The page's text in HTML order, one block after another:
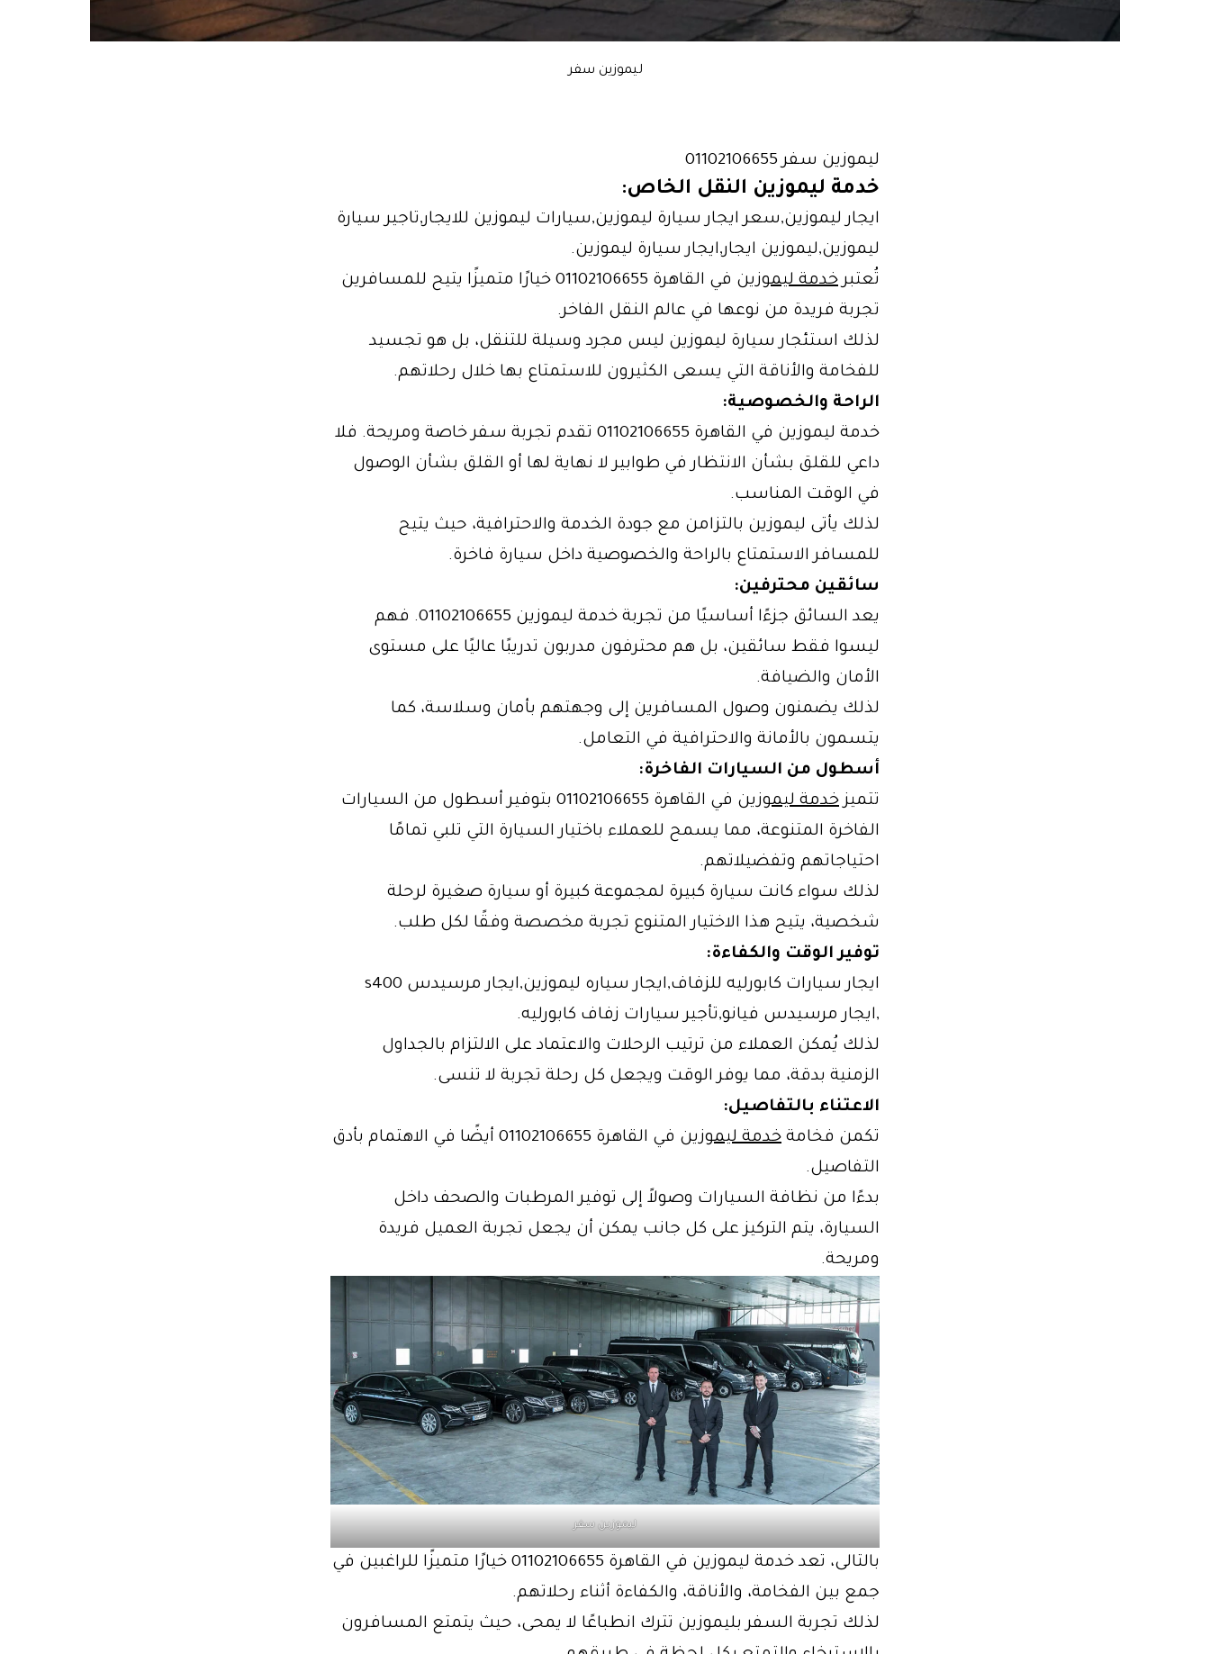
ليموزين سفر
ليموزين سفر 01102106655
خدمة ليموزين النقل الخاص:
ايجار ليموزين,سعر ايجار سيارة ليموزين,سيارات ليموزين للايجار,تاجير سيارة
ليموزين,ليموزين ايجار,ايجار سيارة ليموزين.
تُعتبر خدمة ليموزين
في القاهرة 01102106655 خيارًا متميزًا يتيح للمسافرين
تجربة فريدة من نوعها في عالم النقل الفاخر.
لذلك استئجار سيارة ليموزين ليس مجرد وسيلة للتنقل، بل هو تجسيد
للفخامة والأناقة التي يسعى الكثيرون للاستمتاع بها خلال رحلاتهم.
الراحة والخصوصية:
خدمة ليموزين في القاهرة 01102106655 تقدم تجربة سفر خاصة ومريحة. فلا
داعي للقلق بشأن الانتظار في طوابير لا نهاية لها أو القلق بشأن الوصول
في الوقت المناسب.
لذلك يأتى ليموزين بالتزامن مع جودة الخدمة والاحترافية، حيث يتيح
للمسافر الاستمتاع بالراحة والخصوصية داخل سيارة فاخرة.
سائقين محترفين:
يعد السائق جزءًا أساسيًا من تجربة خدمة ليموزين 01102106655. فهم
ليسوا فقط سائقين، بل هم محترفون مدربون تدريبًا عاليًا على مستوى
الأمان والضيافة.
لذلك يضمنون وصول المسافرين إلى وجهتهم بأمان وسلاسة، كما
يتسمون بالأمانة والاحترافية في التعامل.
أسطول من السيارات الفاخرة:
تتميز خدمة ليموزين
في القاهرة 01102106655 بتوفير أسطول من السيارات
الفاخرة المتنوعة، مما يسمح للعملاء باختيار السيارة التي تلبي تمامًا
احتياجاتهم وتفضيلاتهم.
لذلك سواء كانت سيارة كبيرة لمجموعة كبيرة أو سيارة صغيرة لرحلة
شخصية، يتيح هذا الاختيار المتنوع تجربة مخصصة وفقًا لكل طلب.
توفير الوقت والكفاءة:
ايجار سيارات كابورليه للزفاف,ايجار سياره ليموزين,ايجار مرسيدس s400
,ايجار مرسيدس فيانو,تأجير سيارات زفاف كابورليه.
لذلك يُمكن العملاء من ترتيب الرحلات والاعتماد على الالتزام بالجداول
الزمنية بدقة، مما يوفر الوقت ويجعل كل رحلة تجربة لا تنسى.
الاعتناء بالتفاصيل:
تكمن فخامة خدمة ليموزين
في القاهرة 01102106655 أيضًا في الاهتمام بأدق
التفاصيل.
بدءًا من نظافة السيارات وصولاً إلى توفير المرطبات والصحف داخل
السيارة، يتم التركيز على كل جانب يمكن أن يجعل تجربة العميل فريدة
ومريحة.
ليموزين سفر
بالتالى، تعد خدمة ليموزين في القاهرة 01102106655 خيارًا متميزًا للراغبين في
جمع بين الفخامة، والأناقة، والكفاءة أثناء رحلاتهم.
لذلك تجربة السفر بليموزين تترك انطباعًا لا يمحى، حيث يتمتع المسافرون